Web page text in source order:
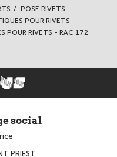
POSE RIVETS
POUR RIVETS
POUR RIVETS - RAC 172
social
PRIEST